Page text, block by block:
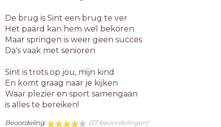
De brug is Sint een brug te ver
Het paard kan hem wel bekoren
Maar springen is weer geen succes
Da's vaak met senioren
Sint is trots op jou, mijn kind
En komt graag naar je kijken
Waar plezier en sport samengaan
is alles te bereiken!
Beoordeling: (57 beoordelingen)